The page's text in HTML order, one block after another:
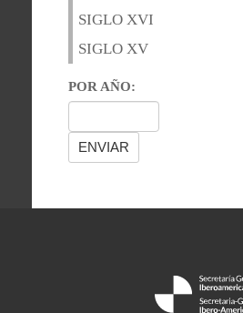
SIGLO XVI
SIGLO XV
POR AÑO: